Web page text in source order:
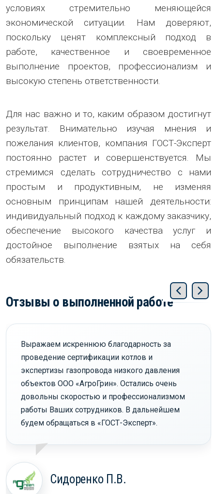
условиях стремительно меняющейся
экономической ситуации. Нам доверяют,
поскольку ценят комплексный подход в
работе, качественное и своевременное
выполнение проектов, профессионализм и
высокую степень ответственности.
Для нас важно и то, каким образом достигнут
результат. Внимательно изучая мнения и
пожелания клиентов, компания ГОСТ-Эксперт
постоянно растет и совершенствуется. Мы
стремимся сделать сотрудничество с нами
простым и продуктивным, не изменяя
основным принципам нашей деятельности:
индивидуальный подход к каждому заказчику,
обеспечение высокого качества услуг и
достойное выполнение взятых на себя
обязательств.
Отзывы о выполненной работе
Выражаем искреннюю благодарность за
проведение сертификации котлов и
экспертизы газопровода низкого давления
объектов ООО «АгроГрин». Остались очень
довольны скоростью и профессионализмом
работы Ваших сотрудников. В дальнейшем
будем обращаться в «ГОСТ-Эксперт».
Сидоренко П.В.